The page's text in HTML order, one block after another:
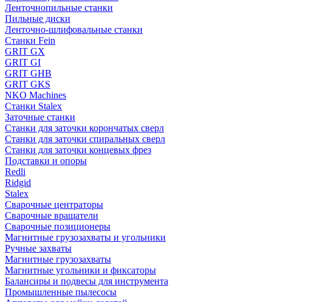
Ленточнопильные станки
Пильные диски
Ленточно-шлифовальные станки
Станки Fein
GRIT GX
GRIT GI
GRIT GHB
GRIT GKS
NKO Machines
Станки Stalex
Заточные станки
Станки для заточки корончатых сверл
Станки для заточки спиральных сверл
Станки для заточки концевых фрез
Подставки и опоры
Redli
Ridgid
Stalex
Сварочные центраторы
Сварочные вращатели
Сварочные позиционеры
Магнитные грузозахваты и угольники
Ручные захваты
Магнитные грузозахваты
Магнитные угольники и фиксаторы
Балансиры и подвесы для инструмента
Промышленные пылесосы